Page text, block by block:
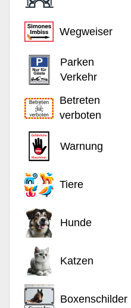
Wegweiser
Parken
Verkehr
Betreten
verboten
Warnung
Tiere
Hunde
Katzen
Boxenschilder